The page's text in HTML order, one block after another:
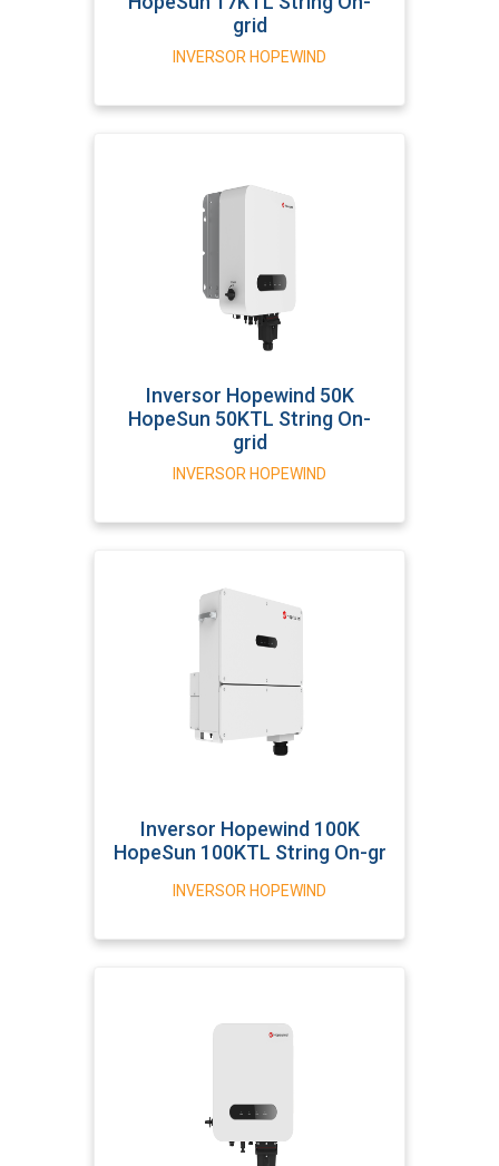
grid
INVERSOR HOPEWIND
Inversor Hopewind 50K
HopeSun 50KTL String On-
grid
INVERSOR HOPEWIND
Inversor Hopewind 100K
HopeSun 100KTL String On-gr
INVERSOR HOPEWIND